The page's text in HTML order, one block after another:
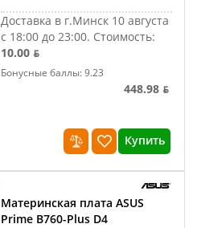
Доставка в г.Минск 10 августа
с 18:00 до 23:00. Стоимость:
10.00 ƃ
Бонусные баллы: 9.23
448.98 ƃ
Купить
Материнская плата ASUS
Prime B760-Plus D4